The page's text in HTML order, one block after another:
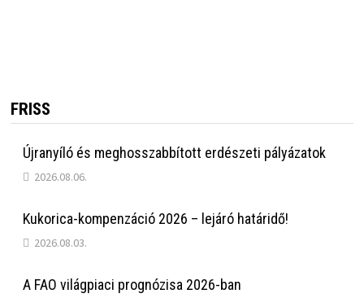
FRISS
Újranyíló és meghosszabbított erdészeti pályázatok
2026.08.06.
Kukorica-kompenzáció 2026 – lejáró határidő!
2026.08.03.
A FAO világpiaci prognózisa 2026-ban